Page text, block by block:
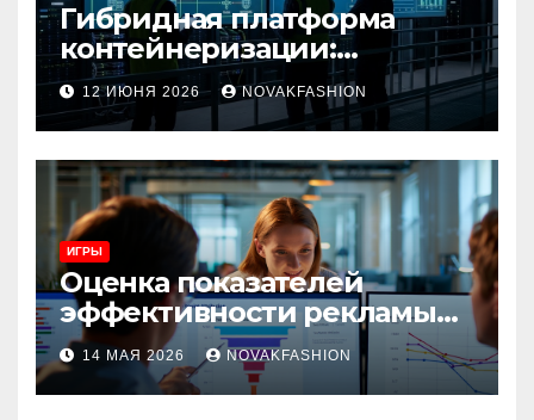
Гибридная платформа
контейнеризации:
архитектура, особенности
и сценарии использования
12 ИЮНЯ 2026 NOVAKFASHION
ИГРЫ
Оценка показателей
эффективности рекламы
при атрибуции
множественных точек
касания
14 МАЯ 2026 NOVAKFASHION